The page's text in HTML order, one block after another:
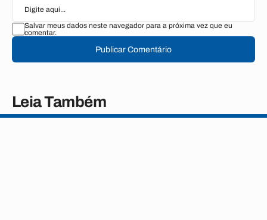
Salvar meus dados neste navegador para a próxima vez que eu
comentar.
Publicar Comentário
Leia Também